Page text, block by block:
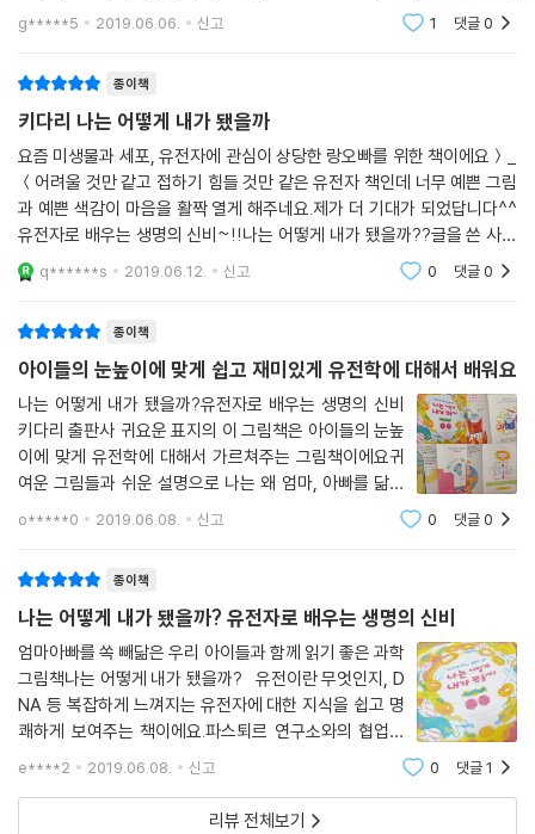
닌!!!! 좀 더 명확하게 그러나 쉽게 설명하기 위해 준비한
한 권의 그림책 『나는 어떻게 내가 됐을까?』 『나는 어
g*****5 2019.06.06. 신고 1 댓글0
종이책
키다리 나는 어떻게 내가 됐을까
요즘 미생물과 세포, 유전자에 관심이 상당한 랑오빠를 위한 책이에요＞_
＜어려울 것만 같고 접하기 힘들 것만 같은 유전자 책인데 너무 예쁜 그림
과 예쁜 색감이 마음을 활짝 열게 해주네요.제가 더 기대가 되었답니다^^
유전자로 배우는 생명의 신비~!!나는 어떻게 내가 됐을까??글을 쓴 사람
은 빅토르 쿠타르 라는 3년 동안 어린이들에게 미술을 가르치며 병원에서
일을 했다고 해요.프
q******s 2019.06.12. 신고 0 댓글0
종이책
아이들의 눈높이에 맞게 쉽고 재미있게 유전학에 대해서 배워요
나는 어떻게 내가 됐을까?유전자로 배우는 생명의 신비
키다리 출판사 귀요운 표지의 이 그림책은 아이들의 눈높
이에 맞게 유전학에 대해서 가르쳐주는 그림책이에요귀
여운 그림들과 쉬운 설명으로 나는 왜 엄마, 아빠를 닮았
는지, 똑같이 생긴 쌍둥이가 왜 성격이 다른지유전자를 통
o*****0 2019.06.08. 신고 0 댓글0
종이책
나는 어떻게 내가 됐을까? 유전자로 배우는 생명의 신비
엄마아빠를 쏙 빼닮은 우리 아이들과 함께 읽기 좋은 과학
그림책나는 어떻게 내가 됐을까? 유전이란 무엇인지, D
NA 등 복잡하게 느껴지는 유전자에 대한 지식을 쉽고 명
쾌하게 보여주는 책이에요.파스퇴르 연구소와의 협업으
로 만들어져 전문가에게 검증된 지식을 바탕으로 알록달
니다. 쌍둥이 형제 노엘과 레옹의 이야기를
e****2 2019.06.08. 신고 0 댓글1
리뷰 전체보기